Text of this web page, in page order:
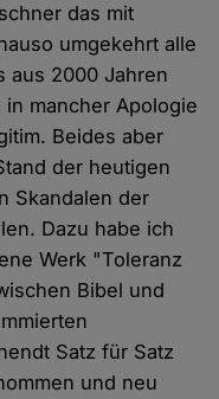
das mit
umgekehrt alle
aus 2000 Jahren
mancher Apologie
Beides aber
der heutigen
Skandalen der
Dazu habe ich
Werk "Toleranz
Bibel und
Satz für Satz
und neu